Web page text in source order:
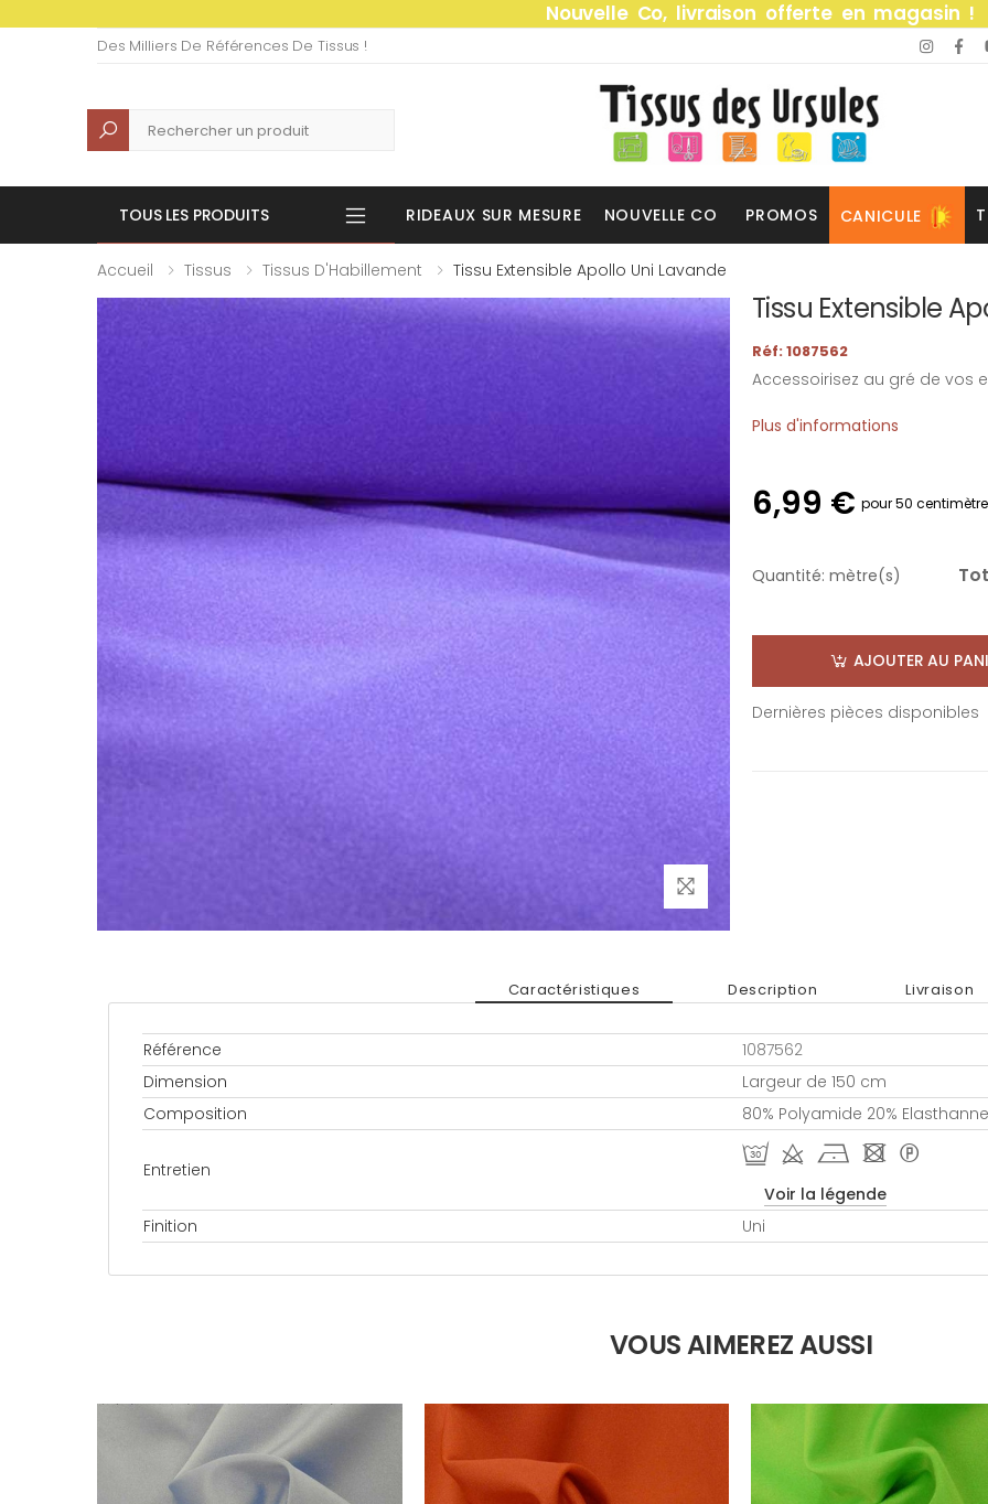
Nouvelle Co, livraison offerte en magasin !
Des Milliers De Références De Tissus !
Recherche
TOUS LES PRODUITS RIDEAUX SUR MESURE NOUVELLE CO PROMOS CANICULE
Accueil Tissus Tissus D'Habillement Tissu Extensible Apollo Uni Lavande
Tissu Extensible
Réf: 1087562
Accessoirisez au gré de vos
Plus d'informations
6,99 € pour 50
Quantité: mètre(s)
AJOUTER AU
Dernières pièces disponibles
Caractéristiques Description Livraison
Référence
1087562
Dimension
Largeur de 150 cm
Composition
80% Polyamide 20% Elasthanne
Entretien
R d h - *
Voir la légende
Finition
Uni
VOUS AIMEREZ AUSSI